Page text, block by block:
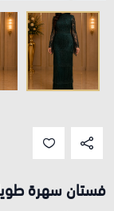
فستان سهرة